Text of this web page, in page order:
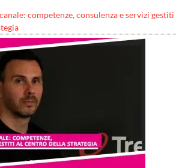
competenze, consulenza e servizi gestiti